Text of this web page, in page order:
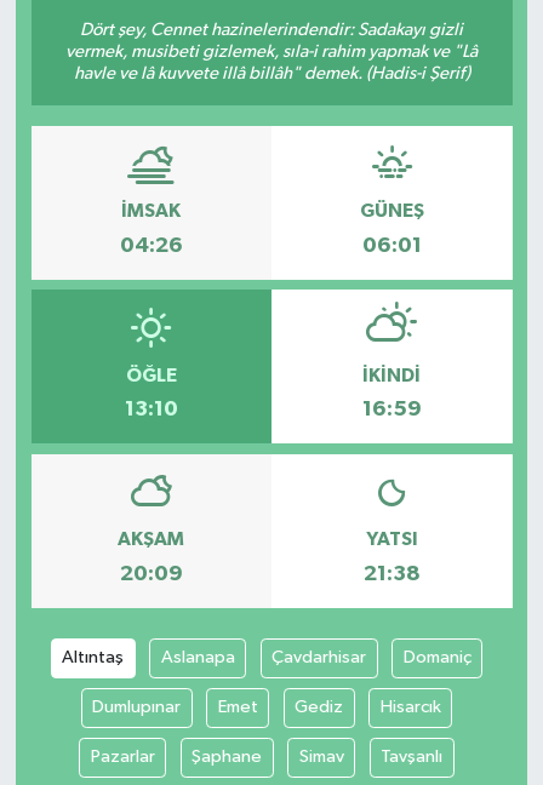
Dört şey, Cennet hazinelerindendir: Sadakayı gizli
vermek, musibeti gizlemek, sıla-i rahim yapmak ve "Lâ
havle ve lâ kuvvete illâ billâh" demek. (Hadis-i Şerif)
İMSAK
04:26
GÜNEŞ
06:01
ÖĞLE
13:10
İKINDI
16:59
AKŞAM
20:09
YATSI
21:38
Altıntaş Aslanapa Çavdarhisar Domaniç
Dumlupınar Emet Gediz Hisarcık
Pazarlar Şaphane Simav Tavşanlı